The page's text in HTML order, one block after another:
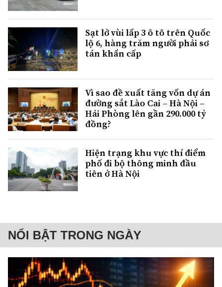
Sạt lở vùi lấp 3 ô tô trên Quốc
lộ 6, hàng trăm người phải sơ
tán khẩn cấp
Vì sao đề xuất tăng vốn dự án
đường sắt Lào Cai – Hà Nội –
Hải Phòng lên gần 290.000 tỷ
đồng?
Hiện trạng khu vực thí điểm
phố đi bộ thông minh đầu
tiên ở Hà Nội
NỔI BẬT TRONG NGÀY